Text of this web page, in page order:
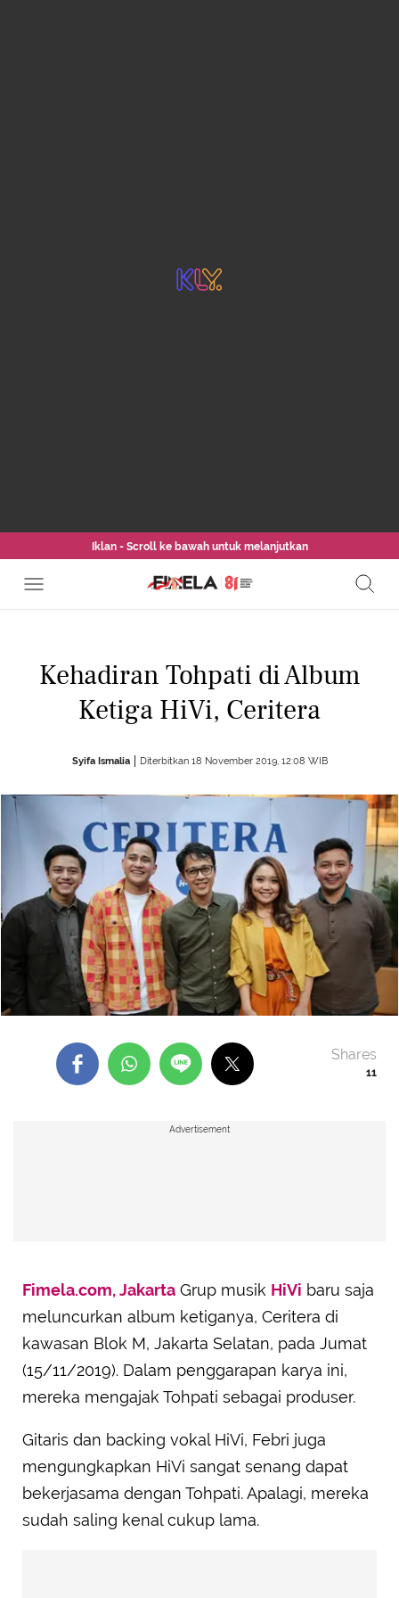
Iklan - Scroll ke bawah untuk melanjutkan
Kehadiran Tohpati di Album
Ketiga HiVi, Ceritera
Syifa Ismalia Diterbitkan 18 November 2019, 12:08 WIB
11
Shares
Advertisement
Fimela.com, Jakarta Grup musik HiVi baru saja
meluncurkan album ketiganya, Ceritera di
kawasan Blok M, Jakarta Selatan, pada Jumat
(15/11/2019). Dalam penggarapan karya ini,
mereka mengajak Tohpati sebagai produser.
Gitaris dan backing vokal HiVi, Febri juga
mengungkapkan HiVi sangat senang dapat
bekerjasama dengan Tohpati. Apalagi, mereka
sudah saling kenal cukup lama.